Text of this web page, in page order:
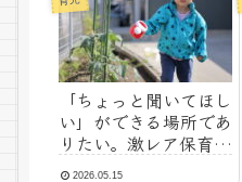
「ちょっと聞いてほし
い」ができる場所であ
りたい。激レア保育士
がお答えしています。
2026.05.15